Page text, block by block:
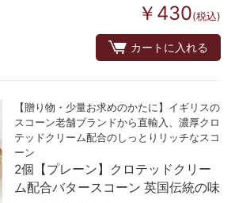
￥430(税込)
カートに入れる
【贈り物・少量お求めのかたに】イギリスの
スコーン老舗ブランドから直輸入、濃厚クロ
テッドクリーム配合のしっとりリッチなスコ
ーン
2個【プレーン】クロテッドクリー
ム配合バタースコーン 英国伝統の味